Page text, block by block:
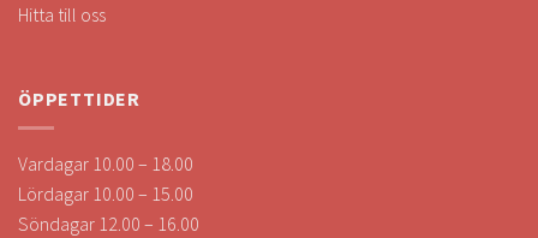
Hitta till oss
ÖPPETTIDER
Vardagar 10.00 – 18.00
Lördagar 10.00 – 15.00
Söndagar 12.00 – 16.00